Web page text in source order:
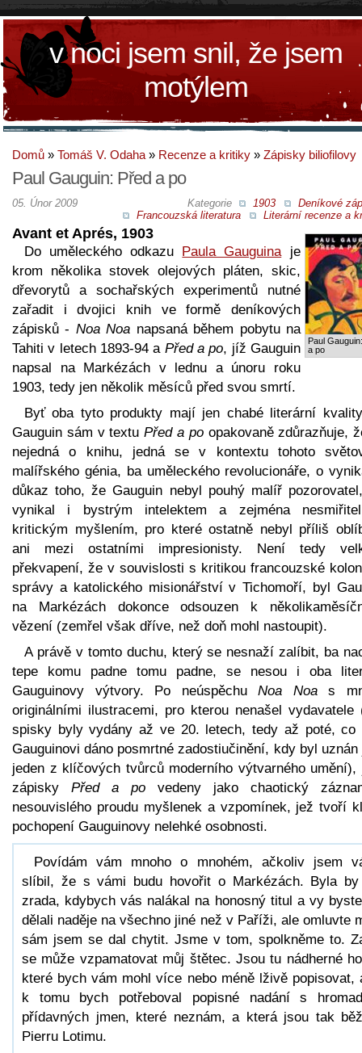
v noci jsem snil, že jsem
motýlem
Domů » Tomáš V. Odaha » Recenze a kritiky » Zápisky biliofilovy
Paul Gauguin: Před a po
Kategorie 1903
Deníkové
Francouzská literatura
Literární recenze a
05. Únor 2009
Paul
a po
Avant et Aprés, 1903
Do uměleckého odkazu Paula Gauguina je
krom několika stovek olejových pláten, skic,
dřevorytů a sochařských experimentů nutné
zařadit i dvojici knih ve formě deníkových
zápisků - Noa Noa napsaná během pobytu na
Tahiti v letech 1893-94 a Před a po, jíž Gauguin
napsal na Markézách v lednu a únoru roku
1903, tedy jen několik měsíců před svou smrtí.
Byť oba tyto produkty mají jen chabé literární
Gauguin sám v textuPřed a poopakovaně zdůrazňuje,
nejedná o knihu, jedná se v kontextu tohoto
malířského génia, ba uměleckého revolucionáře, o
důkaz toho, že Gauguin nebyl pouhý malíř
vynikal i bystrým intelektem a zejména
kritickým myšlením, pro které ostatně nebyl příliš
ani mezi ostatními impresionisty. Není tedy
překvapení, že v souvislosti s kritikou francouzské
správy a katolického misionářství v Tichomoří, byl
na Markézách dokonce odsouzen k
vězení (zemřel však dříve, než doň mohl nastoupit).
A právě v tomto duchu, který se nesnaží zalíbit, ba
tepe komu padne tomu padne, se nesou i oba
Gauguinovy výtvory. Po neúspěchuNoa Noas
originálními ilustracemi, pro kterou nenašel vydavatele
spisky byly vydány až ve 20. letech, tedy až poté, co
Gauguinovi dáno posmrtné zadostiučinění, kdy byl uznán
jeden z klíčových tvůrců moderního výtvarného umění),
zápisky Před a po vedeny jako chaotický
nesouvislého proudu myšlenek a vzpomínek, jež tvoří
pochopení Gauguinovy nelehké osobnosti.
Povídám vám mnoho o mnohém, ačkoliv jsem
slíbil, že s vámi budu hovořit o Markézách. Byla
zrada, kdybych vás nalákal na honosný titul a vy
dělali naděje na všechno jiné než v Paříži, ale omluvte
sám jsem se dal chytit. Jsme v tom, spolkněme to.
se může vzpamatovat můj štětec. Jsou tu nádherné
které bych vám mohl více nebo méně lživě popisovat,
k tomu bych potřeboval popisné nadání s
přídavných jmen, které neznám, a která jsou tak
Pierru Lotimu.